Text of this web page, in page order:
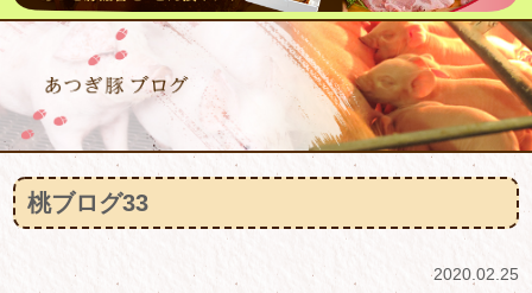
桃ブログ33
2020.02.25